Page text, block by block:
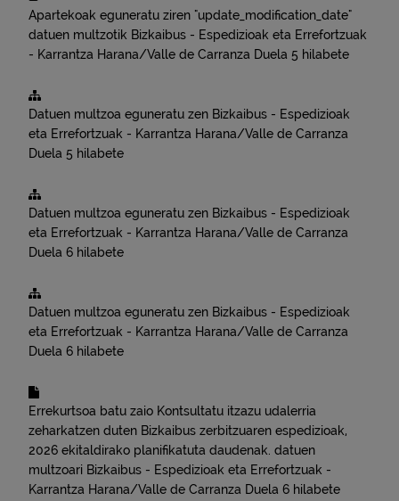
Apartekoak eguneratu ziren "update_modification_date"
datuen multzotik Bizkaibus - Espedizioak eta Errefortzuak
- Karrantza Harana/Valle de Carranza Duela 5 hilabete
Datuen multzoa eguneratu zen Bizkaibus - Espedizioak
eta Errefortzuak - Karrantza Harana/Valle de Carranza
Duela 5 hilabete
Datuen multzoa eguneratu zen Bizkaibus - Espedizioak
eta Errefortzuak - Karrantza Harana/Valle de Carranza
Duela 6 hilabete
Datuen multzoa eguneratu zen Bizkaibus - Espedizioak
eta Errefortzuak - Karrantza Harana/Valle de Carranza
Duela 6 hilabete
Errekurtsoa batu zaio Kontsultatu itzazu udalerria
zeharkatzen duten Bizkaibus zerbitzuaren espedizioak,
2026 ekitaldirako planifikatuta daudenak. datuen
multzoari Bizkaibus - Espedizioak eta Errefortzuak -
Karrantza Harana/Valle de Carranza Duela 6 hilabete